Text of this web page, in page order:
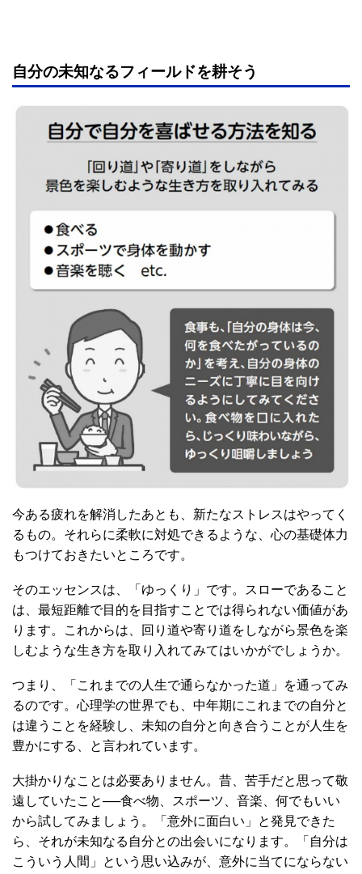
自分の未知なるフィールドを耕そう
今ある疲れを解消したあとも、新たなストレスはやってく
るもの。それらに柔軟に対処できるような、心の基礎体力
もつけておきたいところです。
そのエッセンスは、「ゆっくり」です。スローであること
は、最短距離で目的を目指すことでは得られない価値があ
ります。これからは、回り道や寄り道をしながら景色を楽
しむような生き方を取り入れてみてはいかがでしょうか。
つまり、「これまでの人生で通らなかった道」を通ってみ
るのです。心理学の世界でも、中年期にこれまでの自分と
は違うことを経験し、未知の自分と向き合うことが人生を
豊かにする、と言われています。
大掛かりなことは必要ありません。昔、苦手だと思って敬
遠していたこと──食べ物、スポーツ、音楽、何でもいい
から試してみましょう。「意外に面白い」と発見できた
ら、それが未知なる自分との出会いになります。「自分は
こういう人間」という思い込みが、意外に当てにならない